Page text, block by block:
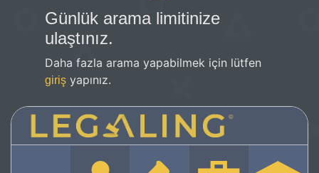
Günlük arama limitinize
ulaştınız.
Daha fazla arama yapabilmek için lütfen
giriş yapınız.